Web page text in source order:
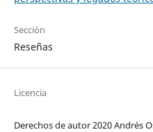
Sección
Reseñas
Licencia
Derechos de autor 2020 Andrés